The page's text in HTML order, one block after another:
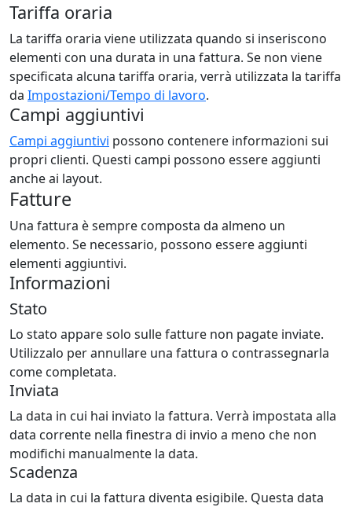
Tariffa oraria
La tariffa oraria viene utilizzata quando si inseriscono
elementi con una durata in una fattura. Se non viene
specificata alcuna tariffa oraria, verrà utilizzata la tariffa
da Impostazioni/Tempo di lavoro.
Campi aggiuntivi
Campi aggiuntivi possono contenere informazioni sui
propri clienti. Questi campi possono essere aggiunti
anche ai layout.
Fatture
Una fattura è sempre composta da almeno un
elemento. Se necessario, possono essere aggiunti
elementi aggiuntivi.
Informazioni
Stato
Lo stato appare solo sulle fatture non pagate inviate.
Utilizzalo per annullare una fattura o contrassegnarla
come completata.
Inviata
La data in cui hai inviato la fattura. Verrà impostata alla
data corrente nella finestra di invio a meno che non
modifichi manualmente la data.
Scadenza
La data in cui la fattura diventa esigibile. Questa data